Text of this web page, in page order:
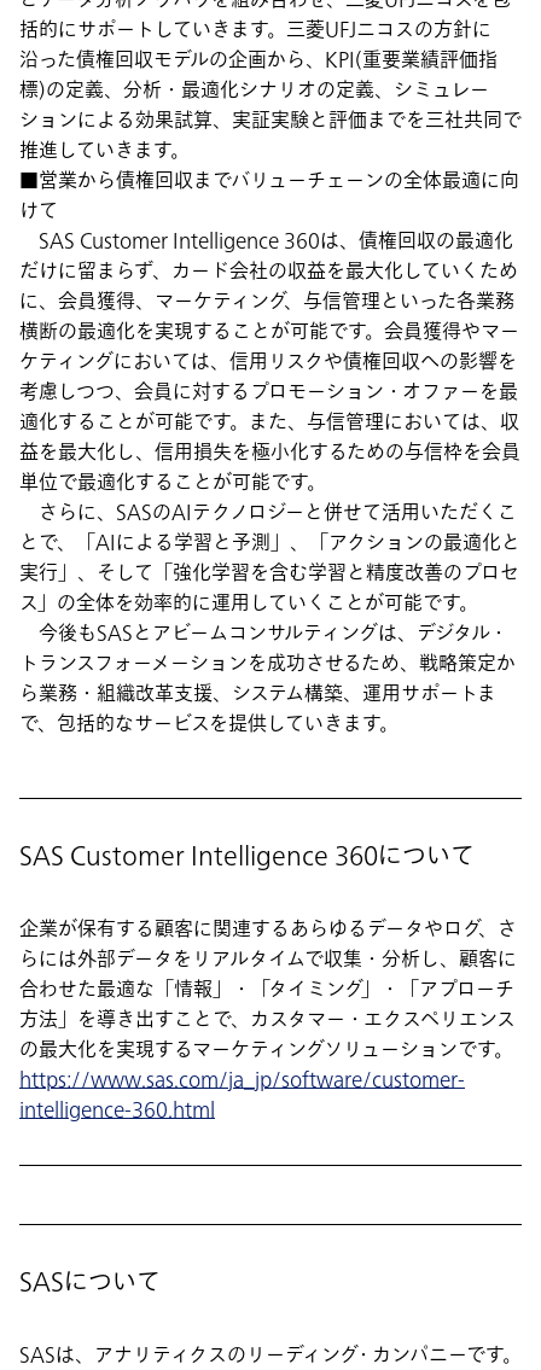
括的にサポートしていきます。三菱UFJニコスの方針に
沿った債権回収モデルの企画から、KPI(重要業績評価指
標)の定義、分析・最適化シナリオの定義、シミュレー
ションによる効果試算、実証実験と評価までを三社共同で
推進していきます。
■営業から債権回収までバリューチェーンの全体最適に向
けて
SAS Customer Intelligence 360は、債権回収の最適化
だけに留まらず、カード会社の収益を最大化していくため
に、会員獲得、マーケティング、与信管理といった各業務
横断の最適化を実現することが可能です。会員獲得やマー
ケティングにおいては、信用リスクや債権回収への影響を
考慮しつつ、会員に対するプロモーション・オファーを最
適化することが可能です。また、与信管理においては、収
益を最大化し、信用損失を極小化するための与信枠を会員
単位で最適化することが可能です。
さらに、SASのAIテクノロジーと併せて活用いただくこ
とで、「AIによる学習と予測」、「アクションの最適化と
実行」、そして「強化学習を含む学習と精度改善のプロセ
ス」の全体を効率的に運用していくことが可能です。
今後もSASとアビームコンサルティングは、デジタル・
トランスフォーメーションを成功させるため、戦略策定か
ら業務・組織改革支援、システム構築、運用サポートま
で、包括的なサービスを提供していきます。
SAS Customer Intelligence 360について
企業が保有する顧客に関連するあらゆるデータやログ、さ
らには外部データをリアルタイムで収集・分析し、顧客に
合わせた最適な「情報」・「タイミング」・「アプローチ
方法」を導き出すことで、カスタマー・エクスペリエンス
の最大化を実現するマーケティングソリューションです。
https://www.sas.com/ja_jp/software/customer-
intelligence-360.html
SASについて
SASは、アナリティクスのリーディング・カンパニーです。